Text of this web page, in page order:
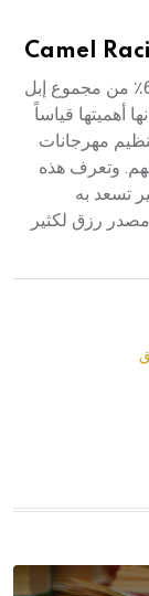
عام 2026
Camel
الهُجن (سباق ـ) تكوِّن الإبل في الوطن العربي 65٪ من مجموع إبل
أهميتها قياساً
مهرجانات
وتعرف هذه
تسعد به
رزق لكثير